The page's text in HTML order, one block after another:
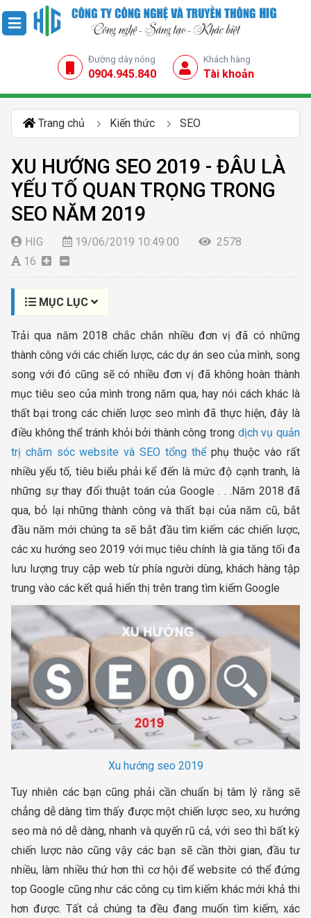
Đường dây nóng
0904.945.840
Khách hàng
Tài khoản
Trang chủ Kiến thức SEO
XU HƯỚNG SEO 2019 - ĐÂU LÀ
YẾU TỐ QUAN TRỌNG TRONG
SEO NĂM 2019
HIG 19/06/2019 10:49:00
2578
16
MỤC LỤC
Trải qua năm 2018 chắc chắn nhiều đơn vị đã có những
thành công với các chiến lược, các dự án seo của mình, song
song với đó cũng sẽ có nhiều đơn vị đã không hoàn thành
mục tiêu seo của mình trong năm qua, hay nói cách khác là
thất bại trong các chiến lược seo mình đã thực hiện, đây là
điều không thể tránh khỏi bởi thành công trong dịch vụ quản
trị chăm sóc website và SEO tổng thểphụ thuộc vào rất
nhiều yếu tố, tiêu biểu phải kể đến là mức độ cạnh tranh, là
những sự thay đổi thuật toán của Google . . .Năm 2018 đã
qua, bỏ lại những thành công và thất bại của năm cũ, bắt
đầu năm mới chúng ta sẽ bắt đầu tìm kiếm các chiến lược,
các xu hướng seo 2019 với mục tiêu chính là gia tăng tối đa
lưu lượng truy cập web từ phía người dùng, khách hàng tập
trung vào các kết quả hiển thị trên trang tìm kiếm Google
Xu hướng seo 2019
Tuy nhiên các bạn cũng phải cần chuẩn bị tâm lý rằng sẽ
chẳng dễ dàng tìm thấy được một chiến lược seo, xu hướng
seo mà nó dễ dàng, nhanh và quyến rũ cả, với seo thì bất kỳ
chiến lược nào cũng vậy các bạn sẽ cần thời gian, đầu tư
nhiều, làm nhiều thứ hơn thì cơ hội để website có thể đứng
top Google cũng như các công cụ tìm kiếm khác mới khả thi
hơn được. Tất cả chúng ta đều đang muốn tìm kiếm, xác